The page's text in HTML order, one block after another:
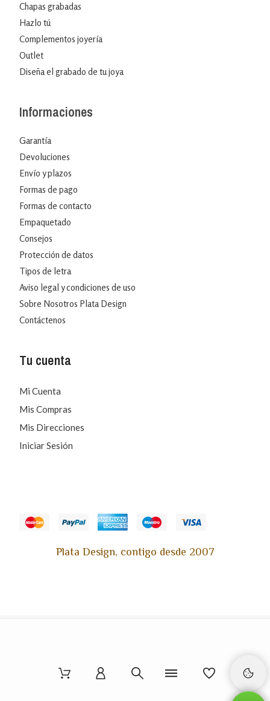
Chapas grabadas
Hazlo tú
Complementos joyería
Outlet
Diseña el grabado de tu joya
Informaciones
Garantía
Devoluciones
Envío y plazos
Formas de pago
Formas de contacto
Empaquetado
Consejos
Protección de datos
Tipos de letra
Aviso legal y condiciones de uso
Sobre Nosotros Plata Design
Contáctenos
Tu cuenta
Mi Cuenta
Mis Compras
Mis Direcciones
Iniciar Sesión
Plata Design, contigo desde 2007